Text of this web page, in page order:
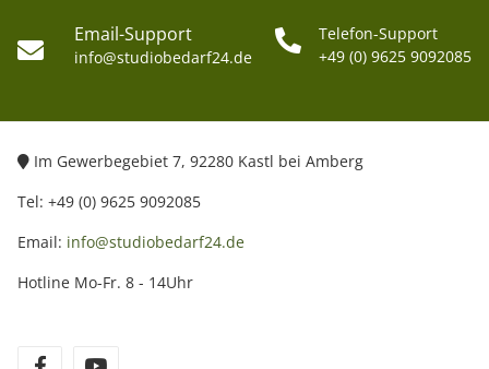
Email-Support
info@studiobedarf24.de
Telefon-Support
+49 (0) 9625 9092085
Im Gewerbegebiet 7, 92280 Kastl bei Amberg
Tel: +49 (0) 9625 9092085
Email: info@studiobedarf24.de
Hotline Mo-Fr. 8 - 14Uhr